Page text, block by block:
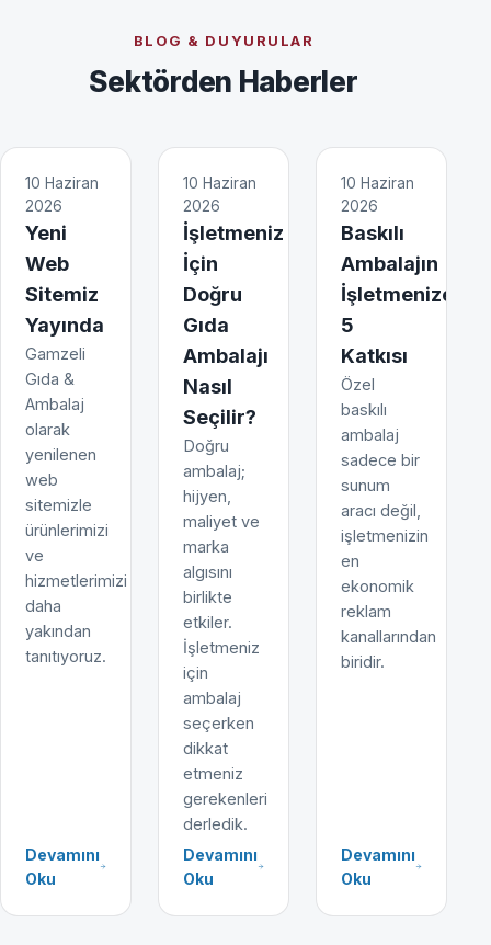
BLOG & DUYURULAR
Sektörden Haberler
10 Haziran
2026
Yeni
Web
Sitemiz
Yayında
Gamzeli
Gıda &
Ambalaj
olarak
yenilenen
web
sitemizle
ürünlerimizi
ve
hizmetlerimizi
daha
yakından
tanıtıyoruz.
Devamını
Oku
10 Haziran
2026
İşletmeniz
İçin
Doğru
Gıda
Ambalajı
Nasıl
Seçilir?
Doğru
ambalaj;
hijyen,
maliyet ve
marka
algısını
birlikte
etkiler.
İşletmeniz
için
ambalaj
seçerken
dikkat
etmeniz
gerekenleri
derledik.
Devamını
Oku
10 Haziran
2026
Baskılı
Ambalajın
İşletmenize
5
Katkısı
Özel
baskılı
ambalaj
sadece bir
sunum
aracı değil,
işletmenizin
en
ekonomik
reklam
kanallarından
biridir.
Devamını
Oku